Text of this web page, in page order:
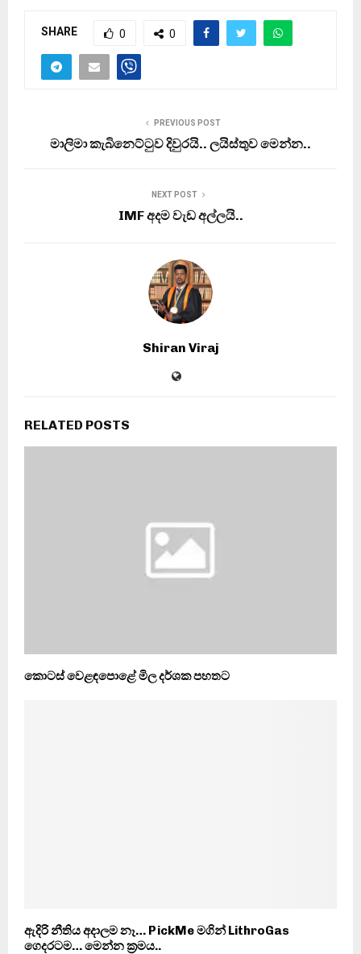
SHARE 0 0
PREVIOUS POST
මාලිමා කැබිනෙට්ටුව දිවුරයි.. ලයිස්තුව මෙන්න..
NEXT POST
IMF අදම වැඩ අල්ලයි..
Shiran Viraj
RELATED POSTS
කොටස් වෙළඳපොළේ මිල දර්ශක පහතට
ඇදිරි නීතිය අදාලම නෑ… PickMe මගින් LithroGas
ගෙදරටම… මෙන්න ක‍්‍රමය..